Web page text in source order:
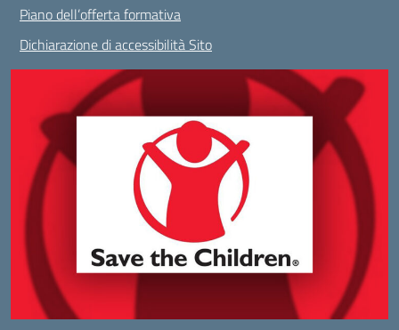
Piano dell’offerta formativa
Dichiarazione di accessibilità Sito